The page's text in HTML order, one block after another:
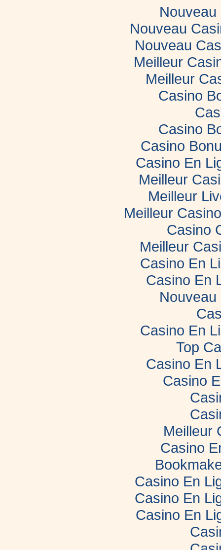
Nouveau
Nouveau
Meilleur
Meilleur
Casino
Casino
Casino
Casino En
Meilleur
Meilleur
Meilleur
Casino
Meilleur
Casino En
Casino En
Casino En
Top
Casino En
Casino
Meilleur
Casino
Casino En
Casino En
Casino En